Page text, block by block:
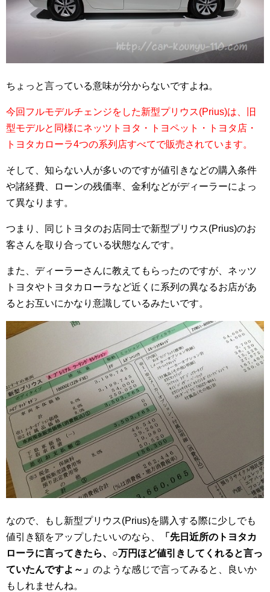
ちょっと言っている意味が分からないですよね。
今回フルモデルチェンジをした新型プリウス(Prius)は、旧
型モデルと同様にネッツトヨタ・トヨペット・トヨタ店・
トヨタカローラ4つの系列店すべてで販売されています。
そして、知らない人が多いのですが値引きなどの購入条件
や諸経費、ローンの残価率、金利などがディーラーによっ
て異なります。
つまり、同じトヨタのお店同士で新型プリウス(Prius)のお
客さんを取り合っている状態なんです。
また、ディーラーさんに教えてもらったのですが、ネッツ
トヨタやトヨタカローラなど近くに系列の異なるお店があ
るとお互いにかなり意識しているみたいです。
なので、もし新型プリウス(Prius)を購入する際に少しでも
値引き額をアップしたいいのなら、
「先日近所のトヨタカ
ローラに言ってきたら、○万円ほど値引きしてくれると言っ
ていたんですよ～」 のような感じで言ってみると、良いか
もしれませんね。